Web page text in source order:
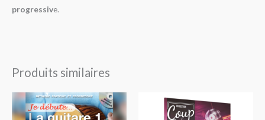
progressive.
Produits similaires